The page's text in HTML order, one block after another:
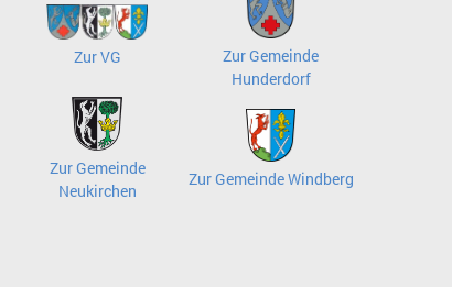
Zur VG
Zur Gemeinde
Hunderdorf
Zur Gemeinde
Neukirchen
Zur Gemeinde Windberg